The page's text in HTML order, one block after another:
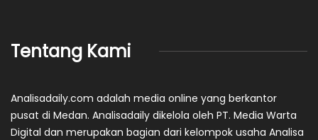
Tentang Kami
Analisadaily.com adalah media online yang berkantor
pusat di Medan. Analisadaily dikelola oleh PT. Media Warta
Digital dan merupakan bagian dari kelompok usaha Analisa